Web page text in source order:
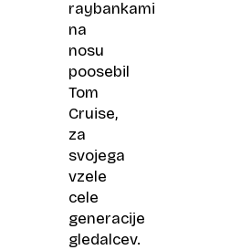
raybankami
na
nosu
poosebil
Tom
Cruise,
za
svojega
vzele
cele
generacije
gledalcev.